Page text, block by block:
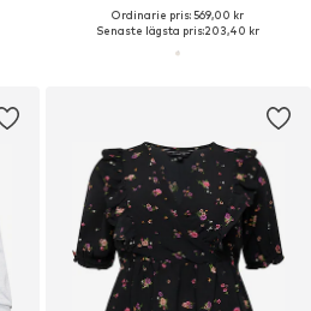
Ordinarie pris: 569,00 kr
Senaste lägsta pris:203,40 kr